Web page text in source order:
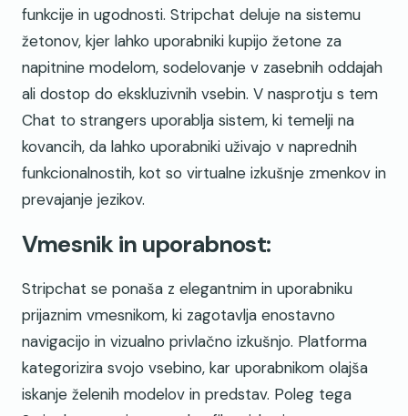
funkcije in ugodnosti. Stripchat deluje na sistemu
žetonov, kjer lahko uporabniki kupijo žetone za
napitnine modelom, sodelovanje v zasebnih oddajah
ali dostop do ekskluzivnih vsebin. V nasprotju s tem
Chat to strangers uporablja sistem, ki temelji na
kovancih, da lahko uporabniki uživajo v naprednih
funkcionalnostih, kot so virtualne izkušnje zmenkov in
prevajanje jezikov.
Vmesnik in uporabnost:
Stripchat se ponaša z elegantnim in uporabniku
prijaznim vmesnikom, ki zagotavlja enostavno
navigacijo in vizualno privlačno izkušnjo. Platforma
kategorizira svojo vsebino, kar uporabnikom olajša
iskanje želenih modelov in predstav. Poleg tega